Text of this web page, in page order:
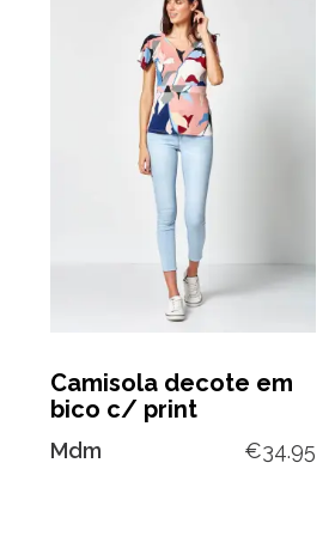
Camisola decote em
bico c/ print
Mdm €34.95